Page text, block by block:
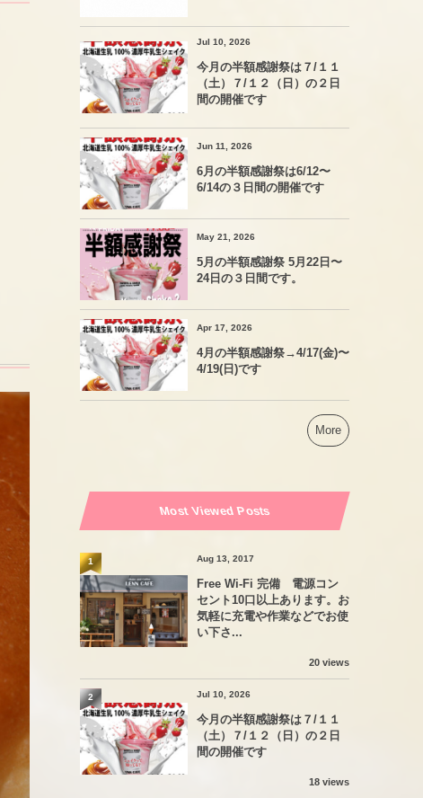
Jul 10, 2026
今月の半額感謝祭は７/１１
（土）７/１２（日）の２日
間の開催です
Jun 11, 2026
6月の半額感謝祭は6/12〜
6/14の３日間の開催です
May 21, 2026
5月の半額感謝祭 5月22日〜
24日の３日間です。
Apr 17, 2026
4月の半額感謝祭→4/17(金)〜
4/19(日)です
More
Most Viewed Posts
Aug 13, 2017
Free Wi-Fi 完備 電源コン
セント10口以上あります。お
気軽に充電や作業などでお使
い下さ...
20 views
1
Jul 10, 2026
今月の半額感謝祭は７/１１
（土）７/１２（日）の２日
間の開催です
18 views
2